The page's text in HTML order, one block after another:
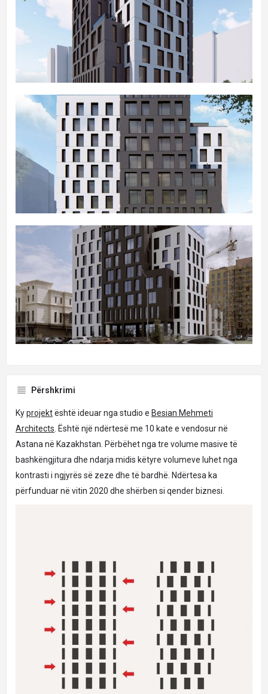
Përshkrimi
Kyprojektështë ideuar nga studio e Besian Mehmeti
Architects . Është një ndërtesë me 10 kate e vendosur në
Astana në Kazakhstan. Përbëhet nga tre volume masive të
bashkëngjitura dhe ndarja midis këtyre volumeve luhet nga
kontrasti i ngjyrës së zeze dhe të bardhë. Ndërtesa ka
përfunduar në vitin 2020 dhe shërben si qender biznesi.